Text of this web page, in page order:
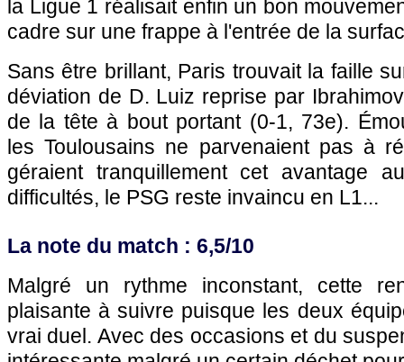
la Ligue 1 réalisait enfin un bon
cadre sur une frappe à l'entrée de la
Sans être brillant, Paris trouvait la faille
déviation de D. Luiz reprise par
de la tête à bout portant (0-1, 73e).
les Toulousains ne parvenaient pas à
géraient tranquillement cet avantage
difficultés, le PSG reste invaincu en L1...
La note du match : 6,5/10
Malgré un rythme inconstant, cette
plaisante à suivre puisque les deux
vrai duel. Avec des occasions et du